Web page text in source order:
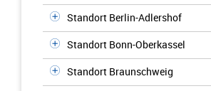
Standort Berlin-Adlershof
Standort Bonn-Oberkassel
Standort Braunschweig